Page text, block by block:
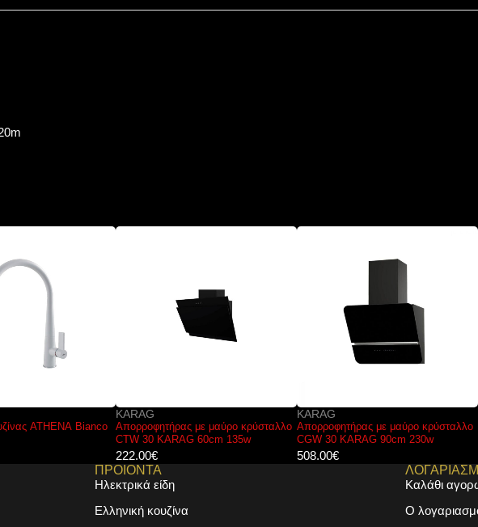
με μαύρο κρύσταλλο
60cm 135w
KARAG
Απορροφητήρας με μαύρο κρύσταλλο
CGW 30 KARAG 90cm 230w
508.00€
KARAG
Μπαταρία κουζίνας 2546 Chrome
KARAG
161.00€
ΠΡΟΙΟΝΤΑ
Ηλεκτρικά είδη
Ελληνική κουζίνα
Καλάθι
Ο